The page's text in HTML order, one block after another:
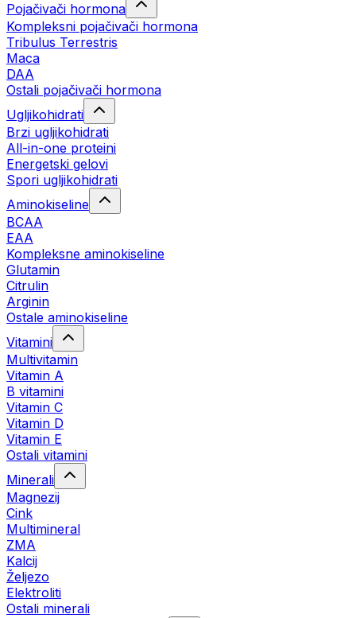
Pojačivači hormona
Kompleksni pojačivači hormona
Tribulus Terrestris
Maca
DAA
Ostali pojačivači hormona
Ugljikohidrati
Brzi ugljikohidrati
All-in-one proteini
Energetski gelovi
Spori ugljikohidrati
Aminokiseline
BCAA
EAA
Kompleksne aminokiseline
Glutamin
Citrulin
Arginin
Ostale aminokiseline
Vitamini
Multivitamin
Vitamin A
B vitamini
Vitamin C
Vitamin D
Vitamin E
Ostali vitamini
Minerali
Magnezij
Cink
Multimineral
ZMA
Kalcij
Željezo
Elektroliti
Ostali minerali